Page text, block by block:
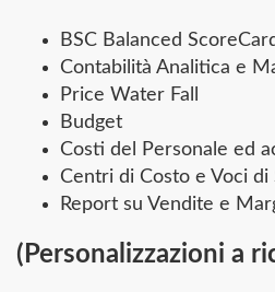
BSC Balanced
Contabilità Analitica e
Price Water Fall
Budget
Costi del Personale ed
Centri di Costo e Voci di
Report su Vendite e
(Personalizzazioni a